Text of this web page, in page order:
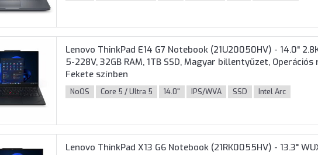
Lenovo ThinkPad E14 G7 Notebook (21U20050HV) - 14.0"
5-228V, 32GB RAM, 1TB SSD, Magyar billentyűzet,
Fekete színben
NoOS Core 5 / Ultra 5 14.0" IPS/WVA SSD Intel Arc
Lenovo ThinkPad X13 G6 Notebook (21RK0055HV) - 13.3"